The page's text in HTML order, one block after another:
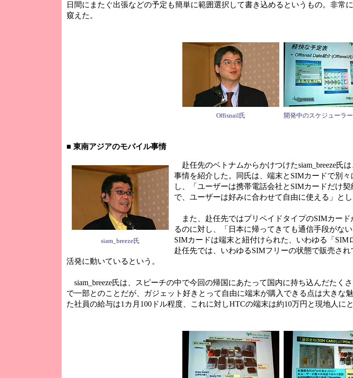
日間にまたぐ出張などの予定も簡単に範囲選択して書き込めるというもの。非常
窺えた。
Offisnail氏 開発中のスケジューラー
■ 東南アジアのモバイル事情
siam_breeze氏
赴任先のベトナムからかけつけたsiam_breeze氏
事情を紹介した。同氏は、端末とSIMカードで別
し、「ユーザーは携帯電話会社とSIMカードだけ
で、ユーザーは好みに合わせて自由に使える」とし
また、赴任先ではプリペイドタイプのSIMカー
るのに対し、「日本に帰ってきても通信手段がな
SIMカードは端末と紐付けられた、いわゆる「
赴任先では、いわゆるSIMフリーの状態で販売さ
活発に動いているという。
siam_breeze氏は、スピーチの中で今回の帰国にあたって国内に持ち込んだたく
で一部とのことだが、ガジェット好きとって自由に端末が購入できる点は大きな
た社員の給与は1カ月100ドル程度、これに対しHTCの端末は約10万円と現地人に